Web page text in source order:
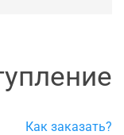
Как заказать?